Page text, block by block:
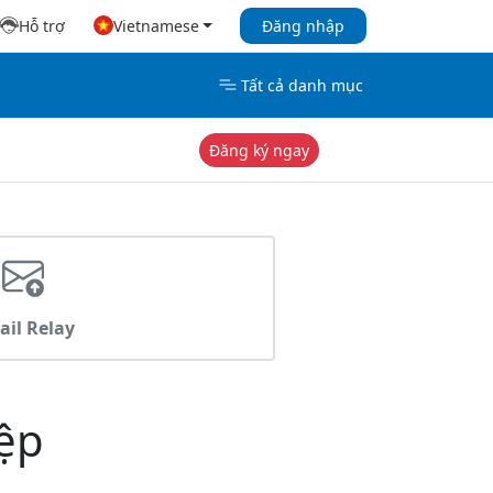
Hỗ trợ Vietnamese Đăng nhập
Tất cả danh mục
Đăng ký ngay
Relay